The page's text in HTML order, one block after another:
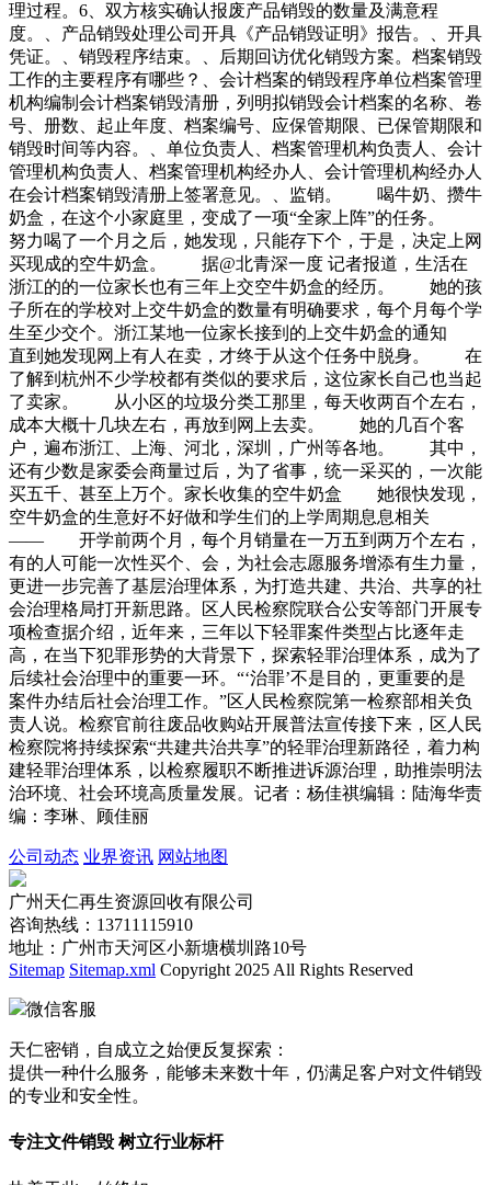
理过程。6、双方核实确认报废产品销毁的数量及满意程
度。、产品销毁处理公司开具《产品销毁证明》报告。、开具
凭证。、销毁程序结束。、后期回访优化销毁方案。档案销毁
工作的主要程序有哪些？、会计档案的销毁程序单位档案管理
机构编制会计档案销毁清册，列明拟销毁会计档案的名称、卷
号、册数、起止年度、档案编号、应保管期限、已保管期限和
销毁时间等内容。、单位负责人、档案管理机构负责人、会计
管理机构负责人、档案管理机构经办人、会计管理机构经办人
在会计档案销毁清册上签署意见。、监销。 喝牛奶、攒牛
奶盒，在这个小家庭里，变成了一项“全家上阵”的任务。
努力喝了一个月之后，她发现，只能存下个，于是，决定上网
买现成的空牛奶盒。 据@北青深一度 记者报道，生活在
浙江的的一位家长也有三年上交空牛奶盒的经历。 她的孩
子所在的学校对上交牛奶盒的数量有明确要求，每个月每个学
生至少交个。浙江某地一位家长接到的上交牛奶盒的通知
直到她发现网上有人在卖，才终于从这个任务中脱身。 在
了解到杭州不少学校都有类似的要求后，这位家长自己也当起
了卖家。 从小区的垃圾分类工那里，每天收两百个左右，
成本大概十几块左右，再放到网上去卖。 她的几百个客
户，遍布浙江、上海、河北，深圳，广州等各地。 其中，
还有少数是家委会商量过后，为了省事，统一采买的，一次能
买五千、甚至上万个。家长收集的空牛奶盒 她很快发现，
空牛奶盒的生意好不好做和学生们的上学周期息息相关
—— 开学前两个月，每个月销量在一万五到两万个左右，
有的人可能一次性买个、会，为社会志愿服务增添有生力量，
更进一步完善了基层治理体系，为打造共建、共治、共享的社
会治理格局打开新思路。区人民检察院联合公安等部门开展专
项检查据介绍，近年来，三年以下轻罪案件类型占比逐年走
高，在当下犯罪形势的大背景下，探索轻罪治理体系，成为了
后续社会治理中的重要一环。“‘治罪’不是目的，更重要的是
案件办结后社会治理工作。”区人民检察院第一检察部相关负
责人说。检察官前往废品收购站开展普法宣传接下来，区人民
检察院将持续探索“共建共治共享”的轻罪治理新路径，着力构
建轻罪治理体系，以检察履职不断推进诉源治理，助推崇明法
治环境、社会环境高质量发展。记者：杨佳祺编辑：陆海华责
编：李琳、顾佳丽
公司动态 业界资讯 网站地图
广州天仁再生资源回收有限公司
咨询热线：13711115910
地址：广州市天河区小新塘横圳路10号
Sitemap Sitemap.xml Copyright 2025 All Rights Reserved
微信客服
天仁密销，自成立之始便反复探索：
提供一种什么服务，能够未来数十年，仍满足客户对文件销毁
的专业和安全性。
专注文件销毁 树立行业标杆